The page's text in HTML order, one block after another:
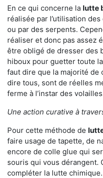
En ce qui concerne la lutte
réalisée par l’utilisation
ou par des serpents.
réaliser et donc pas assez
être obligé de dresser des
hiboux pour guetter toute
faut dire que la majorité de
dire tous, sont de réelles
ferme à l’instar des
Une action curative à
Pour cette méthode de
faire usage de tapette, de
encore de colle glue qui
souris qui vous dérangent.
compléter la lutte